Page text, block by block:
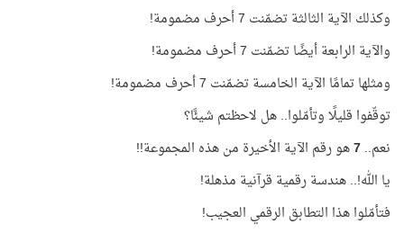
وكذلك الآية الثالثة تضمّنت 7 أحرف مضمومة!
والآية الرابعة أيضًا تضمّنت 7 أحرف مضمومة!
ومثلها تمامًا الآية الخامسة تضمّنت 7 أحرف مضمومة!
توقّفوا قليلًا وتأمّلوا.. هل لاحظتم شيئًا؟
نعم..7هو رقم الآية الأخيرة من هذه المجموعة!!
يا الله!.. هندسة رقمية قرآنية مذهلة!
فتأمّلوا هذا التطابق الرقمي العجيب!